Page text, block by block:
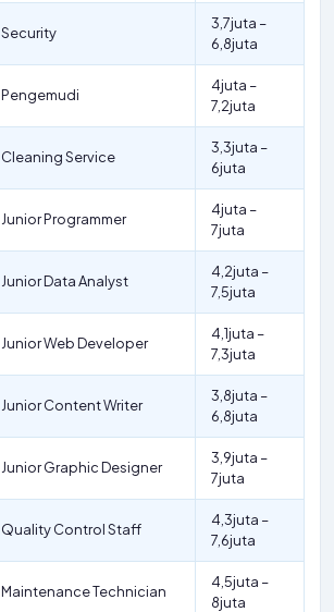
Security
3,7juta –
6,8juta
Pengemudi
4juta –
7,2juta
Cleaning Service
3,3juta –
6juta
Junior Programmer
4juta –
7juta
Junior Data Analyst
4,2juta –
7,5juta
Junior Web Developer
4,1juta –
7,3juta
Junior Content Writer
3,8juta –
6,8juta
Junior Graphic Designer
3,9juta –
7juta
Quality Control Staff
4,3juta –
7,6juta
Maintenance Technician
4,5juta –
8juta